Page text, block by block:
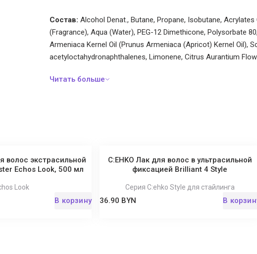
Состав: Alcohol Denat., Butane, Propane, Isobutane,
(Fragrance), Aqua (Water), PEG-12 Dimethicone, Polysorbate
Armeniaca Kernel Oil (Prunus Armeniaca (Apricot) Kernel Oil),
acetyloctahydronaphthalenes, Limonene, Citrus Aurantium
волос экстрасильной
Echos Look, 500 мл
Look
В корзину
C:EHKO Лак для волос в ультрасильной
фиксацией Brilliant 4 Style
Серия C:ehko Style для стайлинга
36.90 BYN В